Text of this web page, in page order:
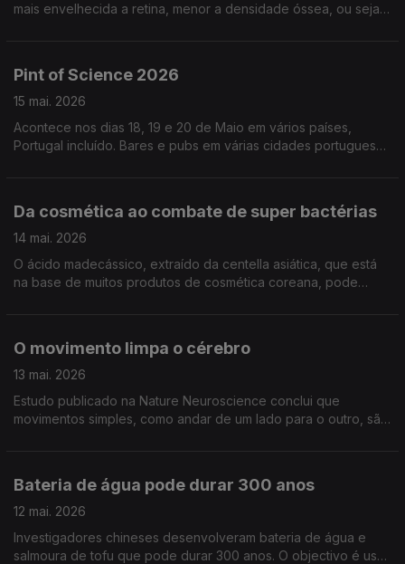
mais envelhecida a retina, menor a densidade óssea, ou seja,
Pint of Science 2026
15 mai. 2026
Acontece nos dias 18, 19 e 20 de Maio em vários países,
Portugal incluído. Bares e pubs em várias cidades portuguesas
Da cosmética ao combate de super bactérias
14 mai. 2026
O ácido madecássico, extraído da centella asiática, que está
na base de muitos produtos de cosmética coreana, pode
O movimento limpa o cérebro
13 mai. 2026
Estudo publicado na Nature Neuroscience conclui que
movimentos simples, como andar de um lado para o outro, são
Bateria de água pode durar 300 anos
12 mai. 2026
Investigadores chineses desenvolveram bateria de água e
salmoura de tofu que pode durar 300 anos. O objectivo é usar